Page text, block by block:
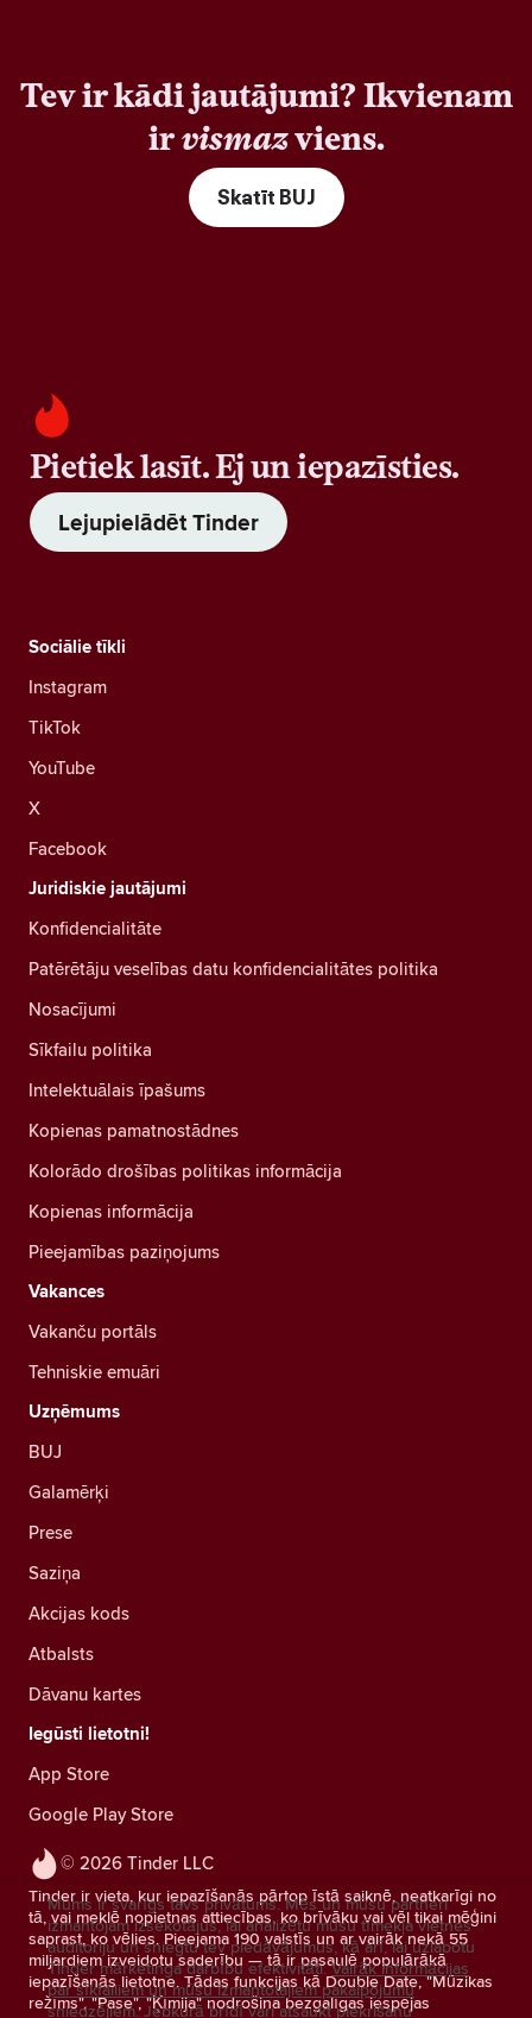
Tev ir kādi jautājumi? Ikvienam
irvismazviens.
Skatīt BUJ
Pietiek lasīt. Ej un iepazīsties.
Lejupielādēt Tinder
© 2026 Tinder LLC
Tinder ir vieta, kur iepazīšanās pārtop īstā saiknē, neatkarīgi no
tā, vai meklē nopietnas attiecības, ko brīvāku vai vēl tikai mēģini
saprast, ko vēlies. Pieejama 190 valstīs un ar vairāk nekā 55
miljardiem izveidotu saderību — tā ir pasaulē populārākā
iepazīšanās lietotne. Tādas funkcijas kā Double Date, "Mūzikas
režīms", "Pase", "Ķīmija" nodrošina bezgalīgas iespējas
Sociālie tīkli
Instagram
TikTok
YouTube
X
Facebook
Juridiskie jautājumi
Konfidencialitāte
Patērētāju veselības datu konfidencialitātes politika
Nosacījumi
Sīkfailu politika
Intelektuālais īpašums
Kopienas pamatnostādnes
Kolorādo drošības politikas informācija
Kopienas informācija
Pieejamības paziņojums
Vakances
Vakanču portāls
Tehniskie emuāri
Uzņēmums
BUJ
Galamērķi
Prese
Saziņa
Akcijas kods
Atbalsts
Dāvanu kartes
Iegūsti lietotni!
App Store
Google Play Store
Mums ir svarīgs tavs privātums. Mēs un mūsu partneri
izmantojam izsekotājus, lai analizētu mūsu tīmekļa vietnes
auditoriju un sniegtu tev piedāvājumus, kā arī, lai uzlabotu
Tinder mārketinga darbību efektivitāti. Vairāk informācijas
par sīkfailiem un mūsu izmantotajiem pakalpojumu
sniedzējiem. Jebkurā brīdī vari atsaukt piekrišanu